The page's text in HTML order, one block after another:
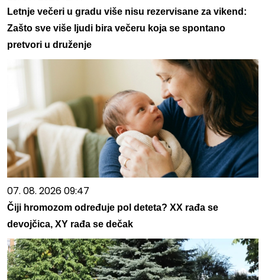
Letnje večeri u gradu više nisu rezervisane za vikend:
Zašto sve više ljudi bira večeru koja se spontano
pretvori u druženje
07. 08. 2026 09:47
Čiji hromozom određuje pol deteta? XX rađa se
devojčica, XY rađa se dečak